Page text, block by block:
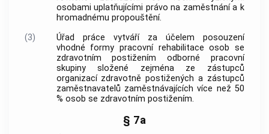
osobami uplatňujícími právo na zaměstnání a k
hromadnému propouštění.
(3)
Úřad práce vytváří za účelem posouzení
vhodné formy pracovní rehabilitace osob se
zdravotním postižením odborné pracovní
skupiny složené zejména ze zástupců
organizací zdravotně postižených a zástupců
zaměstnavatelů zaměstnávajících více než 50
% osob se zdravotním postižením.
§ 7a